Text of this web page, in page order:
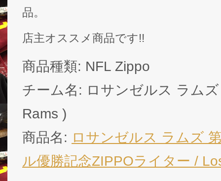
品。
店主オススメ商品です!!
商品種類: NFL Zippo
チーム名: ロサンゼルス ラム
Rams )
商品名: ロサンゼルス ラムズ
ル優勝記念ZIPPOライター /